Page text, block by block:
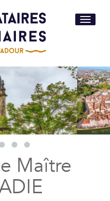
Toggle
Maître